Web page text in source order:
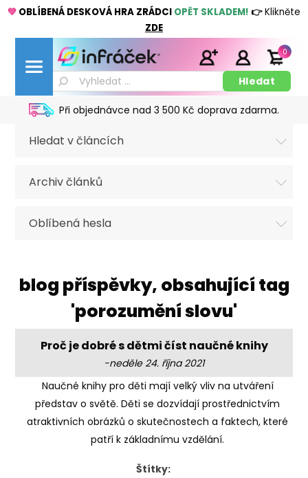
💚 OBLÍBENÁ DESKOVÁ HRA ZRÁDCI OPĚT SKLADEM! 👉Klikněte
ZDE
Při objednávce nad 3 500 Kč doprava zdarma.
0
Hledat v článcích
Archiv článků
Oblíbená hesla
blog příspěvky, obsahující tag
'porozumění slovu'
Proč je dobré s dětmi číst naučné knihy
-neděle 24. října 2021
Naučné knihy pro děti mají velký vliv na utváření
představ o světě. Děti se dozvídají prostřednictvím
atraktivních obrázků o skutečnostech a faktech, které
patří k základnímu vzdělání.
Štítky: